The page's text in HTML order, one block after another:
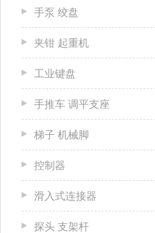
手泵 绞盘
夹钳 起重机
工业键盘
手推车 调平支座
梯子 机械脚
控制器
滑入式连接器
探头 支架杆